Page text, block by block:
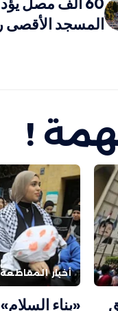
المسجد الأقصى
!
أخبار المقاطعة
«بناء